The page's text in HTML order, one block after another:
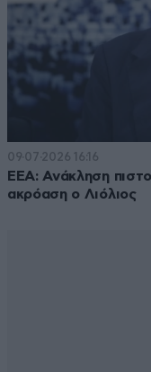
09·07·2026 16:16
ΕΕΑ: Ανάκληση
ακρόαση ο Λιόλιος